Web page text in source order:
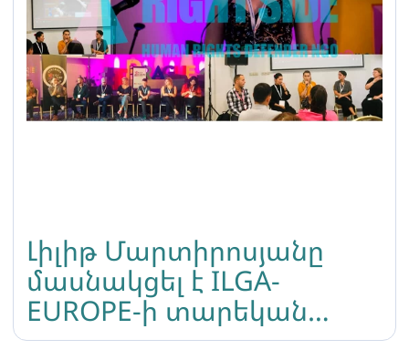
Լիլիթ Մարտիրոսյանը
մասնակցել է ILGA-
EUROPE-ի տարեկան
ժողովին